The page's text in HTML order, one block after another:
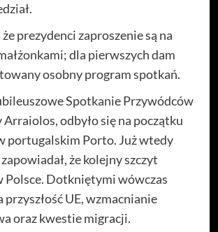
prezydenci zaproszenie są na
dla pierwszych dam
osobny program spotkań.
Spotkanie Przywódców
odbyło się na początku
portugalskim Porto. Już wtedy
że kolejny szczyt
Polsce. Dotkniętymi wówczas
przyszłość UE, wzmacnianie
oraz kwestie migracji.